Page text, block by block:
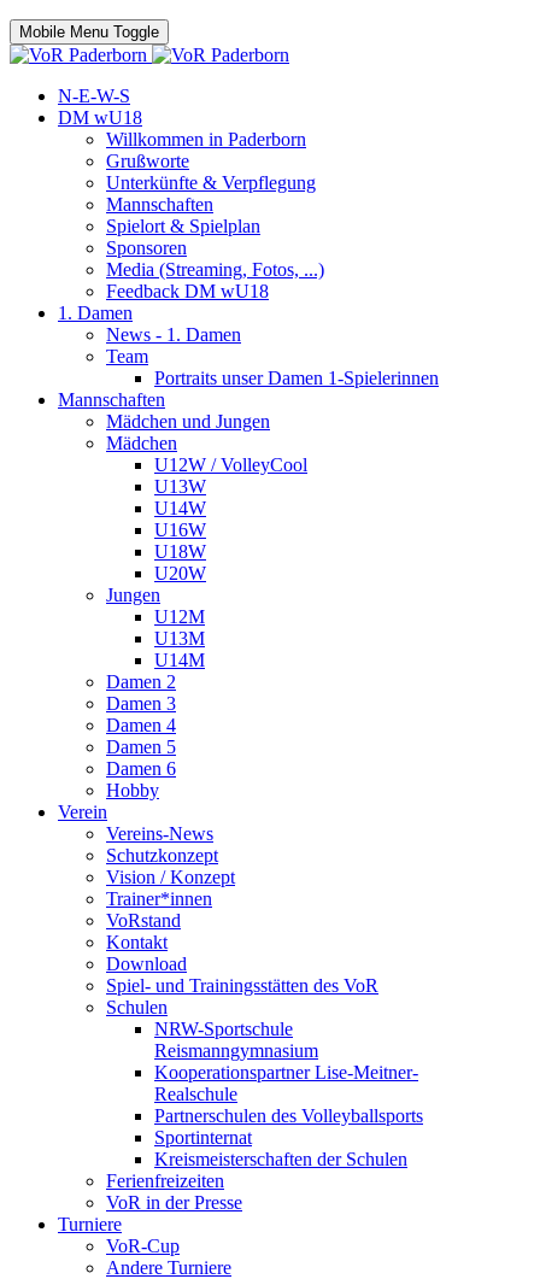
Mobile Menu Toggle
N-E-W-S
DM wU18
Willkommen in Paderborn
Grußworte
Unterkünfte & Verpflegung
Mannschaften
Spielort & Spielplan
Sponsoren
Media (Streaming, Fotos, ...)
Feedback DM wU18
1. Damen
News - 1. Damen
Team
Portraits unser Damen 1-Spielerinnen
Mannschaften
Mädchen und Jungen
Mädchen
U12W / VolleyCool
U13W
U14W
U16W
U18W
U20W
Jungen
U12M
U13M
U14M
Damen 2
Damen 3
Damen 4
Damen 5
Damen 6
Hobby
Verein
Vereins-News
Schutzkonzept
Vision / Konzept
Trainer*innen
VoRstand
Kontakt
Download
Spiel- und Trainingsstätten des VoR
Schulen
NRW-Sportschule
Reismanngymnasium
Kooperationspartner Lise-Meitner-
Realschule
Partnerschulen des Volleyballsports
Sportinternat
Kreismeisterschaften der Schulen
Ferienfreizeiten
VoR in der Presse
Turniere
VoR-Cup
Andere Turniere